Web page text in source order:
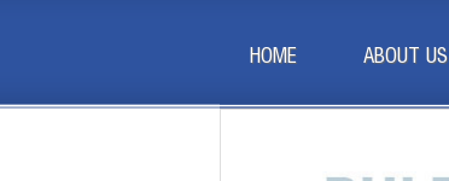
HOME ABOUT US